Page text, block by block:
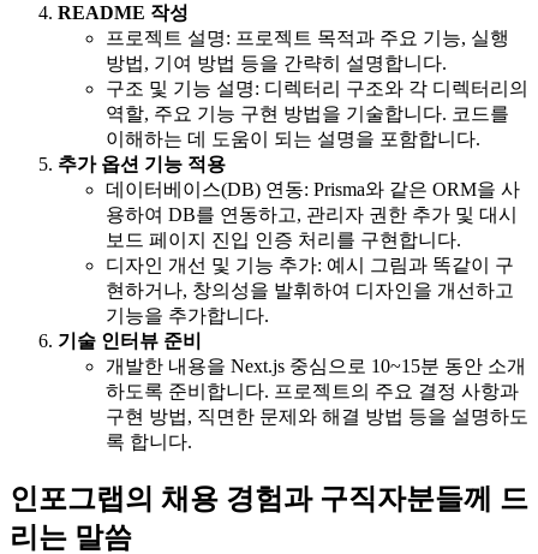
README 작성
프로젝트 설명: 프로젝트 목적과 주요 기능, 실행
방법, 기여 방법 등을 간략히 설명합니다.
구조 및 기능 설명: 디렉터리 구조와 각 디렉터리의
역할, 주요 기능 구현 방법을 기술합니다. 코드를
이해하는 데 도움이 되는 설명을 포함합니다.
추가 옵션 기능 적용
데이터베이스(DB) 연동: Prisma와 같은 ORM을 사
용하여 DB를 연동하고, 관리자 권한 추가 및 대시
보드 페이지 진입 인증 처리를 구현합니다.
디자인 개선 및 기능 추가: 예시 그림과 똑같이 구
현하거나, 창의성을 발휘하여 디자인을 개선하고
기능을 추가합니다.
기술 인터뷰 준비
개발한 내용을 Next.js 중심으로 10~15분 동안 소개
하도록 준비합니다. 프로젝트의 주요 결정 사항과
구현 방법, 직면한 문제와 해결 방법 등을 설명하도
록 합니다.
인포그랩의 채용 경험과 구직자분들께 드
리는 말씀